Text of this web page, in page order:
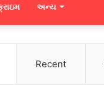
અન્ય
Recent